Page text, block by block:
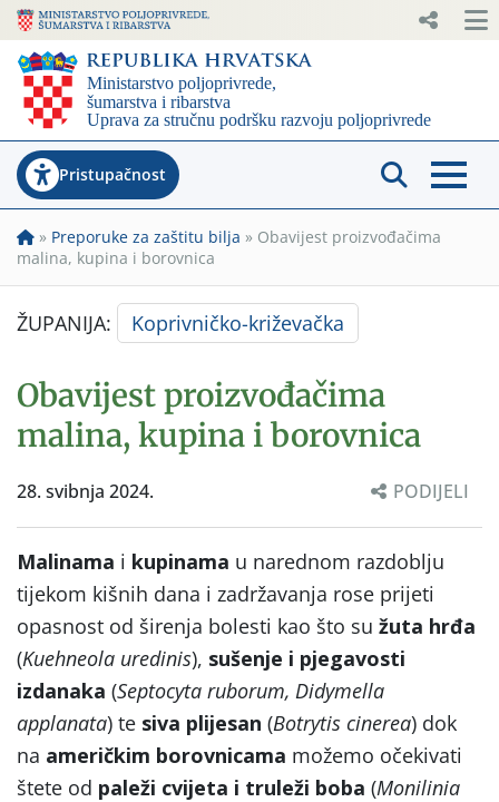
Pristupačnost
» Preporuke za zaštitu bilja » Obavijest proizvođačima
malina, kupina i borovnica
ŽUPANIJA: Koprivničko-križevačka
Obavijest proizvođačima
malina, kupina i borovnica
28. svibnja 2024. PODIJELI
Malinama i kupinama u narednom razdoblju
tijekom kišnih dana i zadržavanja rose prijeti
opasnost od širenja bolesti kao što su žuta hrđa
(Kuehneola uredinis), sušenje i pjegavosti
izdanaka (Septocyta ruborum, Didymella
applanata) te siva plijesan (Botrytis cinerea) dok
na američkim borovnicama možemo očekivati
štete od paleži cvijeta i truleži boba (Monilinia